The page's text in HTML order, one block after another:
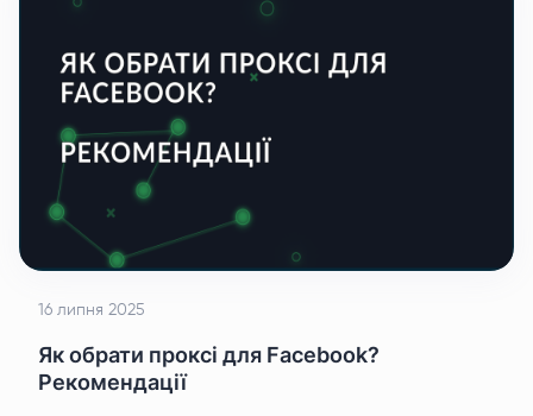
16 липня 2025
Як обрати проксі для Facebook?
Рекомендації